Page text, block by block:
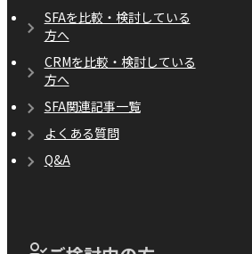
SFAを比較・検討している
方へ
CRMを比較・検討している
方へ
SFA関連記事一覧
よくある質問
Q&A